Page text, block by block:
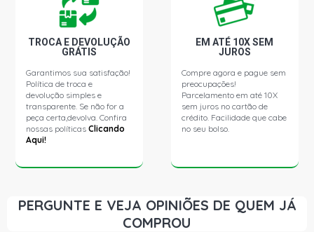
TROCA E DEVOLUÇÃO
GRÁTIS
Garantimos sua satisfação!
Política de troca e
devolução simples e
transparente. Se não for a
peça certa,devolva. Confira
nossas políticasClicando
Aqui!
EM ATÉ 10X SEM
JUROS
Compre agora e pague sem
preocupações!
Parcelamento em até 10X
sem juros no cartão de
crédito. Facilidade que cabe
no seu bolso.
PERGUNTE E VEJA OPINIÕES DE QUEM JÁ
COMPROU